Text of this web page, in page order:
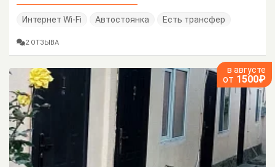
Интернет Wi-Fi Автостоянка Есть трансфер
2 ОТЗЫВА
в августе
от 1500₽